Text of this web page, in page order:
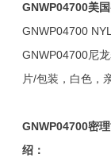
GNWP04700美
GNWP04700
GNWP04700尼
片/包装，白色，
GNWP04700密
绍：